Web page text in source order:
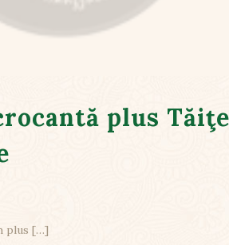
plus
plus […]